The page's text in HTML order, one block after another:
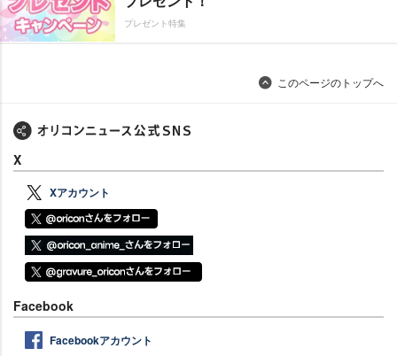
プレゼント特集
このページのトップへ
X
Xアカウント
Facebook
Facebookアカウント